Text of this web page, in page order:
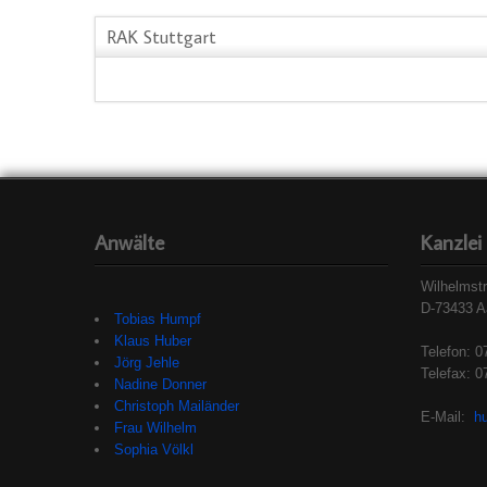
RAK Stuttgart
Anwälte
Tobias Humpf
Klaus Huber
Jörg Jehle
Nadine Donner
Christoph Mailänder
Frau Wilhelm
Sophia Völkl
D-73433
Telefon:
Telefax:
E-Mail: